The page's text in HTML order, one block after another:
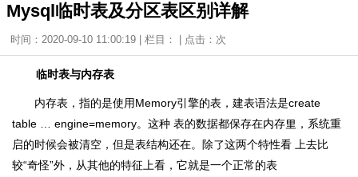
Mysql临时表及分区表区别详解
时间：2020-09-10 11:00:19 | 栏目： | 点击： 次
临时表与内存表
内存表，指的是使用Memory引擎的表，建表语法是create
table … engine=memory。这种 表的数据都保存在内存里，系统重
启的时候会被清空，但是表结构还在。除了这两个特性看 上去比
较“奇怪”外，从其他的特征上看，它就是一个正常的表